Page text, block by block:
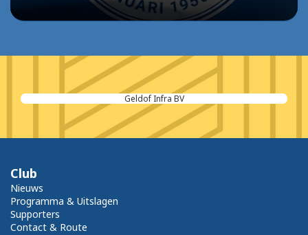
Geldof Infra BV
Club
Nieuws
Programma & Uitslagen
Supporters
Contact & Route